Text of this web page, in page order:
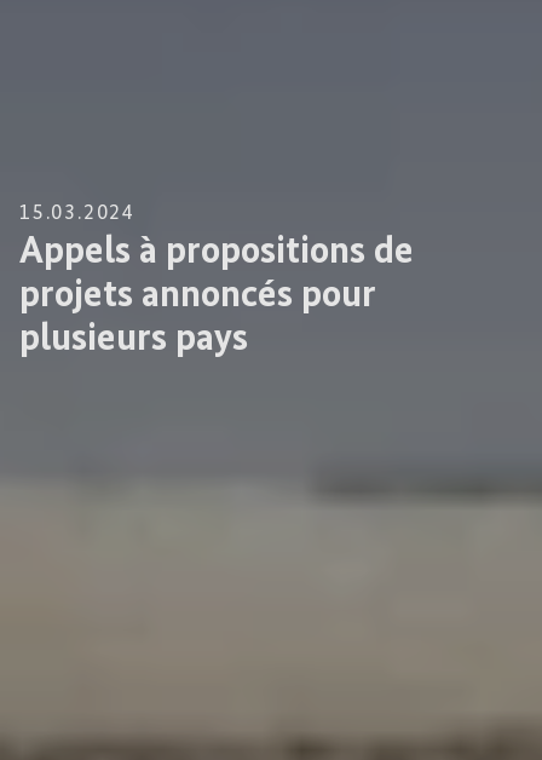
15.03.2024
Appels à propositions de
projets annoncés pour
plusieurs pays